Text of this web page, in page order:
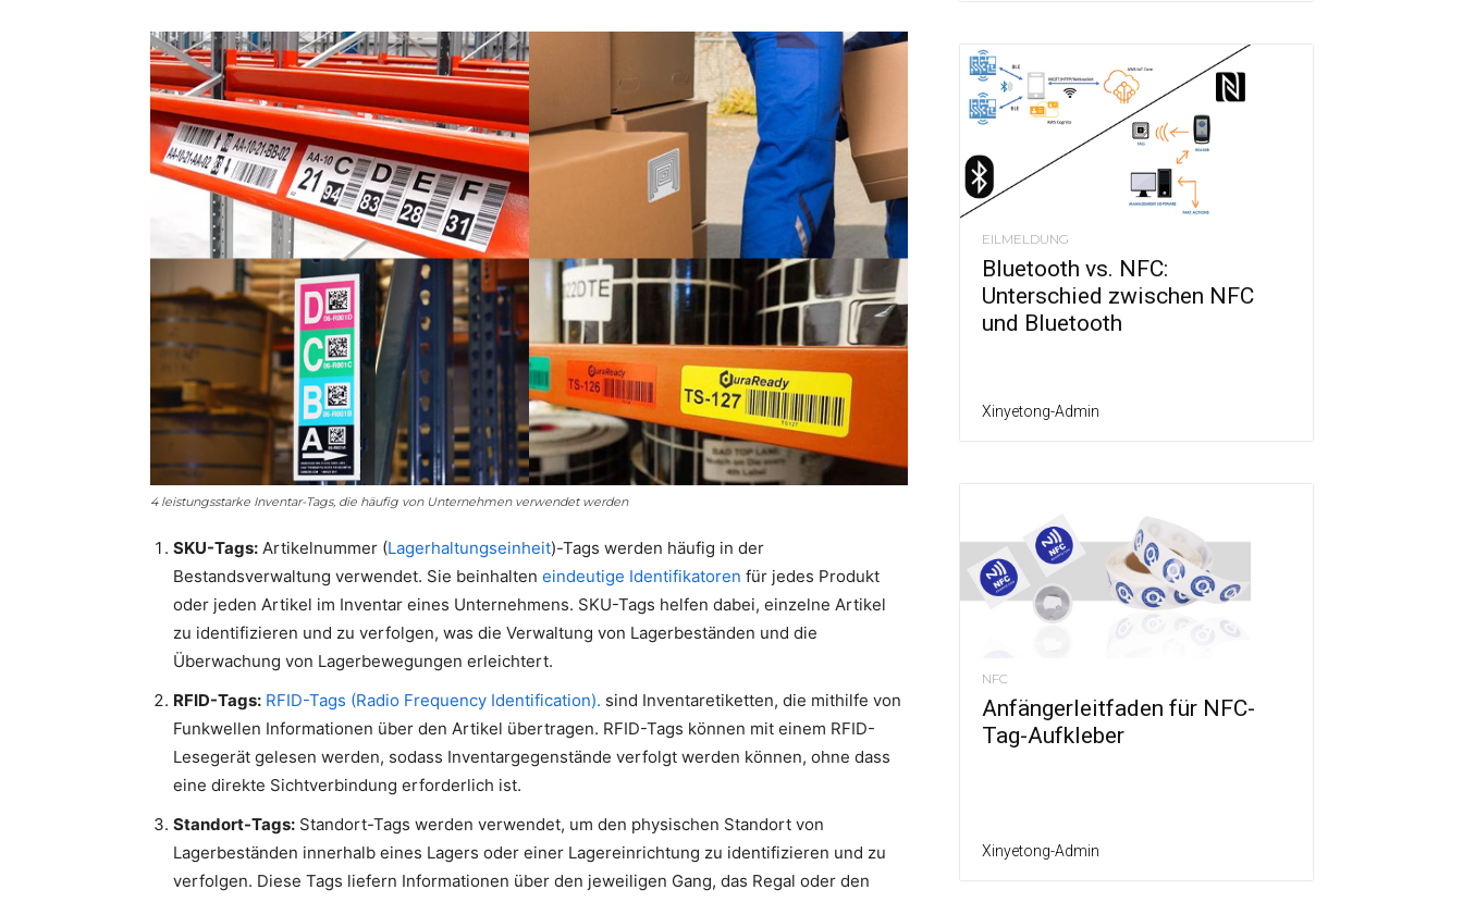
4 leistungsstarke Inventar-Tags, die häufig von Unternehmen verwendet werden
SKU-Tags: Artikelnummer (Lagerhaltungseinheit)-Tags werden häufig in der
Bestandsverwaltung verwendet. Sie beinhalten eindeutige Identifikatoren für jedes Produkt
oder jeden Artikel im Inventar eines Unternehmens. SKU-Tags helfen dabei, einzelne Artikel
zu identifizieren und zu verfolgen, was die Verwaltung von Lagerbeständen und die
Überwachung von Lagerbewegungen erleichtert.
RFID-Tags: RFID-Tags (Radio Frequency Identification). sind Inventaretiketten, die mithilfe von
Funkwellen Informationen über den Artikel übertragen. RFID-Tags können mit einem RFID-
Lesegerät gelesen werden, sodass Inventargegenstände verfolgt werden können, ohne dass
eine direkte Sichtverbindung erforderlich ist.
Standort-Tags: Standort-Tags werden verwendet, um den physischen Standort von
Lagerbeständen innerhalb eines Lagers oder einer Lagereinrichtung zu identifizieren und zu
verfolgen. Diese Tags liefern Informationen über den jeweiligen Gang, das Regal oder den
EILMELDUNG
Bluetooth vs. NFC:
Unterschied zwischen NFC
und Bluetooth
Xinyetong-Admin
NFC
Anfängerleitfaden für NFC-
Tag-Aufkleber
Xinyetong-Admin